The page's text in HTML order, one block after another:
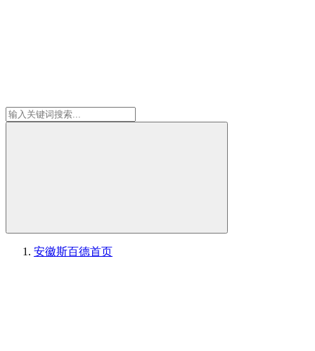
安徽斯百德首页